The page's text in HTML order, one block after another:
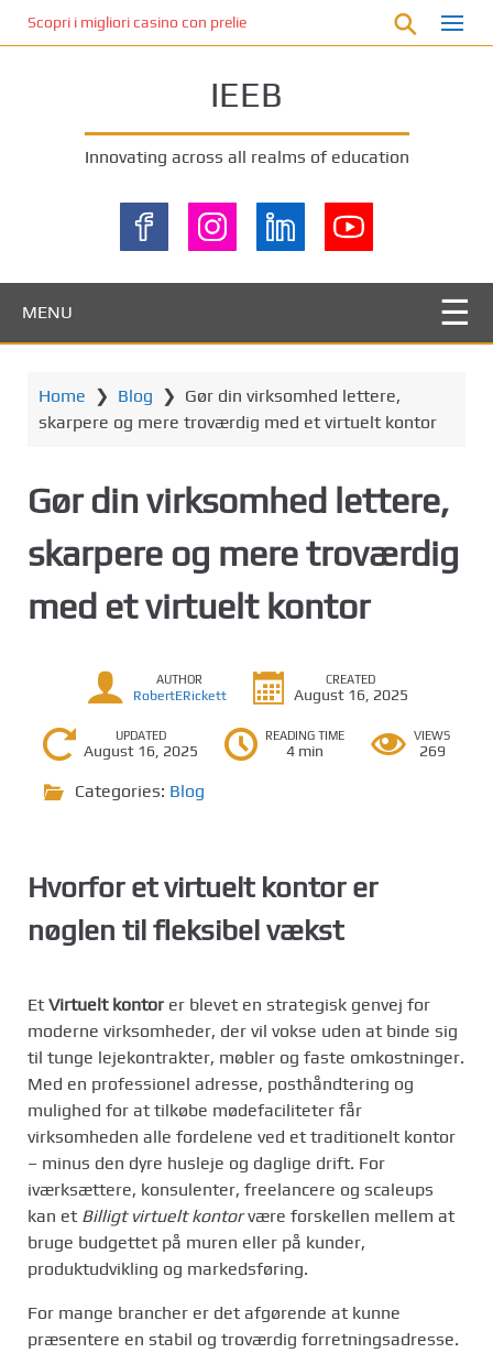
Scopri i migliori casino con prelievo immediato: come ottenere le
IEEB
Innovating across all realms of education
MENU
Home ❯ Blog ❯ Gør din virksomhed lettere,
skarpere og mere troværdig med et virtuelt kontor
Gør din virksomhed lettere,
skarpere og mere troværdig
med et virtuelt kontor
AUTHOR
RobertERickett
CREATED
August 16, 2025
UPDATED
August 16, 2025
READING TIME
4 min
VIEWS
269
Categories: Blog
Hvorfor et virtuelt kontor er
nøglen til fleksibel vækst
Et Virtuelt kontor er blevet en strategisk genvej for
moderne virksomheder, der vil vokse uden at binde sig
til tunge lejekontrakter, møbler og faste omkostninger.
Med en professionel adresse, posthåndtering og
mulighed for at tilkøbe mødefaciliteter får
virksomheden alle fordelene ved et traditionelt kontor
– minus den dyre husleje og daglige drift. For
iværksættere, konsulenter, freelancere og scaleups
kan et Billigt virtuelt kontorvære forskellen mellem at
bruge budgettet på muren eller på kunder,
produktudvikling og markedsføring.
For mange brancher er det afgørende at kunne
præsentere en stabil og troværdig forretningsadresse.